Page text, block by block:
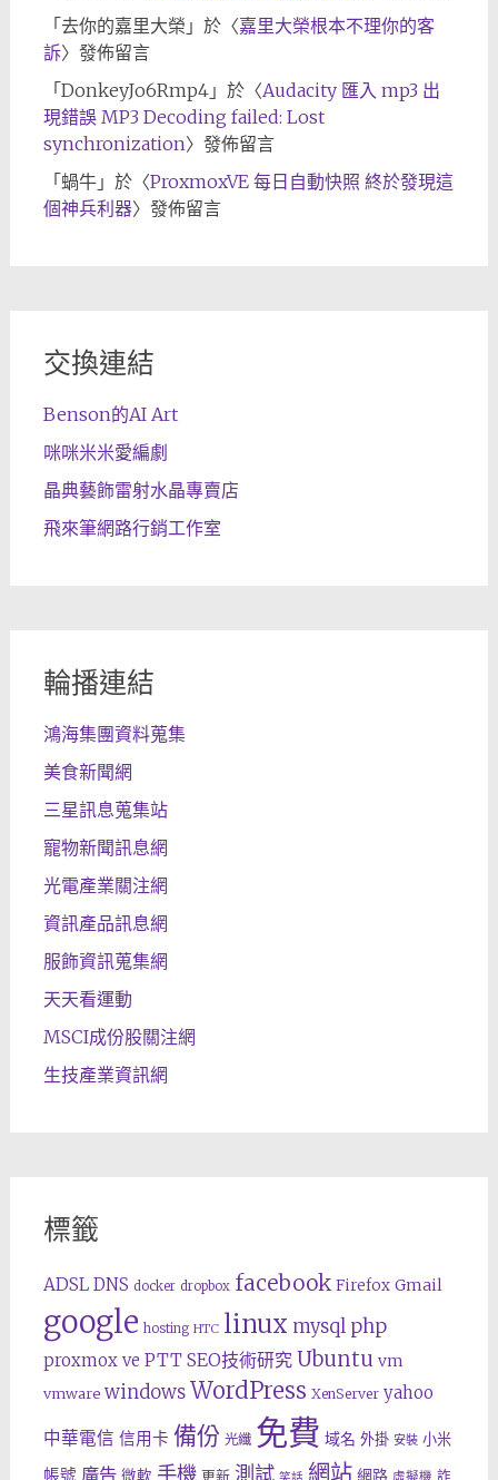
「 去你的嘉里大榮 」於〈嘉里大榮根本不理你的客
訴〉發佈留言
「 DonkeyJo6Rmp4」於〈Audacity 匯入 mp3 出
現錯誤 MP3 Decoding failed: Lost
synchronization〉發佈留言
「 蝸牛」於〈ProxmoxVE 每日自動快照 終於發現這
個神兵利器〉發佈留言
交換連結
Benson的AI Art
咪咪米米愛編劇
晶典藝飾雷射水晶專賣店
飛來筆網路行銷工作室
輪播連結
鴻海集團資料蒐集
美食新聞網
三星訊息蒐集站
寵物新聞訊息網
光電產業關注網
資訊產品訊息網
服飾資訊蒐集網
天天看運動
MSCI成份股關注網
生技產業資訊網
標籤
ADSL DNS docker dropbox facebook Firefox Gmail
google hosting HTC linux mysql php
proxmox ve PTT SEO技術研究 Ubuntu vm
vmware windows WordPress XenServer yahoo
中華電信 信用卡 備份 光纖 免費 域名 外掛 安裝 小米
帳號 廣告 微軟 手機 更新 測試 網站 網路 虛擬機 詐